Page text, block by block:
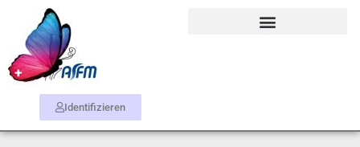
Identifizieren